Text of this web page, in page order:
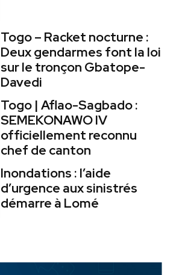
Togo – Racket nocturne :
Deux gendarmes font la loi
sur le tronçon Gbatope-
Davedi
Togo | Aflao-Sagbado :
SEMEKONAWO IV
officiellement reconnu
chef de canton
Inondations : l’aide
d’urgence aux sinistrés
démarre à Lomé